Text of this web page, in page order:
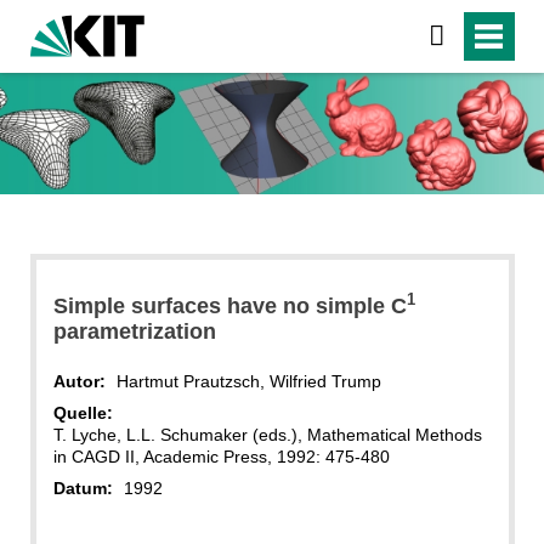
Simple surfaces have no simple C1
parametrization
Autor:
Hartmut Prautzsch, Wilfried Trump
Quelle:
T. Lyche, L.L. Schumaker (eds.), Mathematical Methods
in CAGD II, Academic Press, 1992: 475-480
Datum:
1992